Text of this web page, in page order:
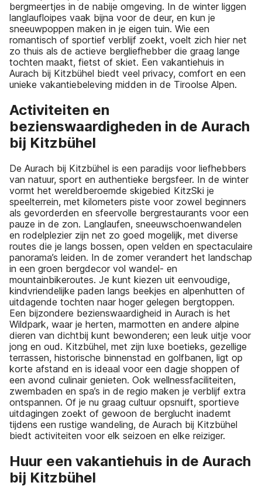
bergmeertjes in de nabije omgeving. In de winter liggen
langlaufloipes vaak bijna voor de deur, en kun je
sneeuwpoppen maken in je eigen tuin. Wie een
romantisch of sportief verblijf zoekt, voelt zich hier net
zo thuis als de actieve bergliefhebber die graag lange
tochten maakt, fietst of skiet. Een vakantiehuis in
Aurach bij Kitzbühel biedt veel privacy, comfort en een
unieke vakantiebeleving midden in de Tiroolse Alpen.
Activiteiten en
bezienswaardigheden in de Aurach
bij Kitzbühel
De Aurach bij Kitzbühel is een paradijs voor liefhebbers
van natuur, sport en authentieke bergsfeer. In de winter
vormt het wereldberoemde skigebied KitzSki je
speelterrein, met kilometers piste voor zowel beginners
als gevorderden en sfeervolle bergrestaurants voor een
pauze in de zon. Langlaufen, sneeuwschoenwandelen
en rodelplezier zijn net zo goed mogelijk, met diverse
routes die je langs bossen, open velden en spectaculaire
panorama’s leiden. In de zomer verandert het landschap
in een groen bergdecor vol wandel- en
mountainbikeroutes. Je kunt kiezen uit eenvoudige,
kindvriendelijke paden langs beekjes en alpenhutten of
uitdagende tochten naar hoger gelegen bergtoppen.
Een bijzondere bezienswaardigheid in Aurach is het
Wildpark, waar je herten, marmotten en andere alpine
dieren van dichtbij kunt bewonderen; een leuk uitje voor
jong en oud. Kitzbühel, met zijn luxe boetieks, gezellige
terrassen, historische binnenstad en golfbanen, ligt op
korte afstand en is ideaal voor een dagje shoppen of
een avond culinair genieten. Ook wellnessfaciliteiten,
zwembaden en spa’s in de regio maken je verblijf extra
ontspannen. Of je nu graag cultuur opsnuift, sportieve
uitdagingen zoekt of gewoon de berglucht inademt
tijdens een rustige wandeling, de Aurach bij Kitzbühel
biedt activiteiten voor elk seizoen en elke reiziger.
Huur een vakantiehuis in de Aurach
bij Kitzbühel